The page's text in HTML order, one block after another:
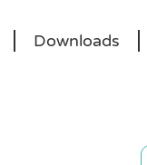
Downloads